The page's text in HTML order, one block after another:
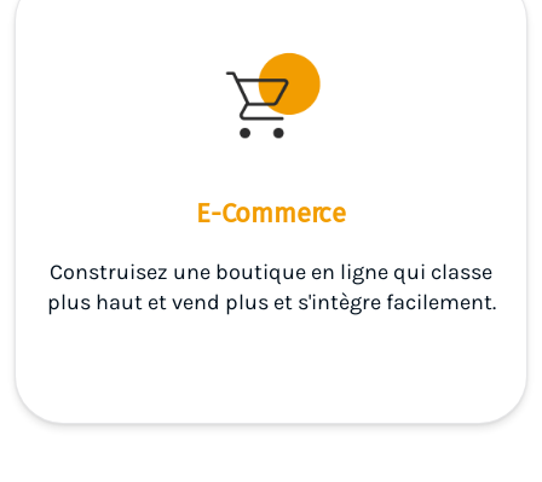
E-Commerce
Construisez une boutique en ligne qui classe
plus haut et vend plus et s'intègre facilement.